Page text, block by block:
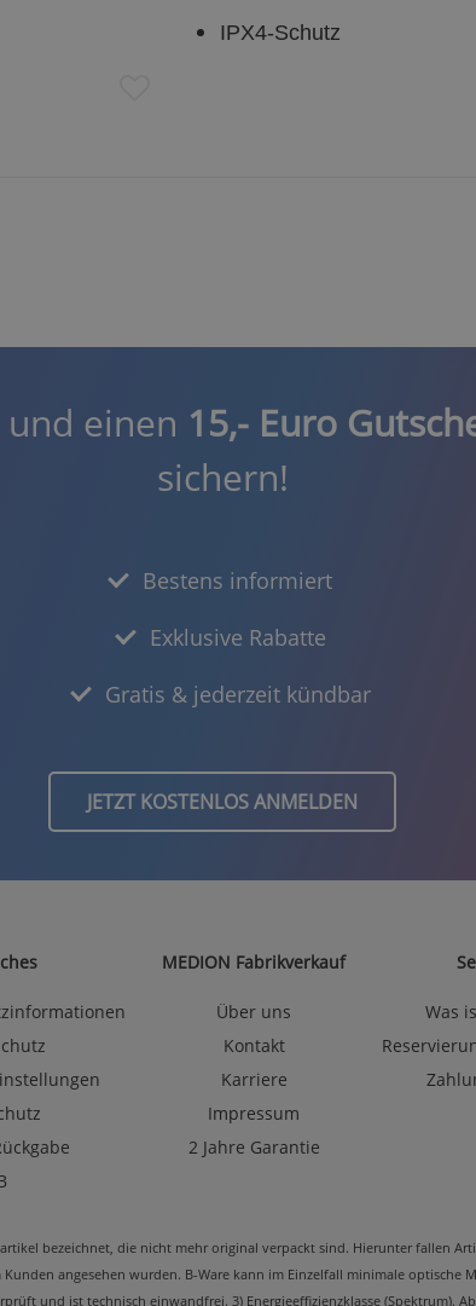
IPX4-Schutz
einen 15,- Euro
sichern!
Bestens informiert
Exklusive Rabatte
Gratis & jederzeit kündbar
JETZT KOSTENLOS ANMELDEN
MEDION Fabrikverkauf
Über uns
Kontakt
Karriere
Impressum
2 Jahre Garantie
Was
bezeichnet, die nicht mehr original verpackt sind. Hierunter fallen
angesehen wurden. B-Ware kann im Einzelfall minimale
und ist technisch einwandfrei. 3) Energieeffizienzklasse